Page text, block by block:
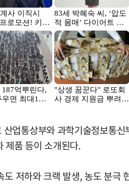
업통상부와 과학기술정보통
제품 등이 소개된다.
저하와 크랙 발생, 농도 분극